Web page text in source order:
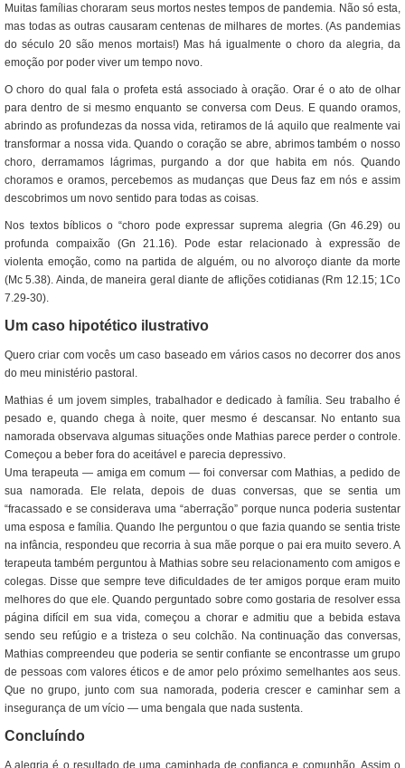
Muitas famílias choraram seus mortos nestes tempos de pandemia. Não só esta,
mas todas as outras causaram centenas de milhares de mortes. (As pandemias
do século 20 são menos mortais!) Mas há igualmente o choro da alegria, da
emoção por poder viver um tempo novo.
O choro do qual fala o profeta está associado à oração. Orar é o ato de olhar
para dentro de si mesmo enquanto se conversa com Deus. E quando oramos,
abrindo as profundezas da nossa vida, retiramos de lá aquilo que realmente vai
transformar a nossa vida. Quando o coração se abre, abrimos também o nosso
choro, derramamos lágrimas, purgando a dor que habita em nós. Quando
choramos e oramos, percebemos as mudanças que Deus faz em nós e assim
descobrimos um novo sentido para todas as coisas.
Nos textos bíblicos o “choro pode expressar suprema alegria (Gn 46.29) ou
profunda compaixão (Gn 21.16). Pode estar relacionado à expressão de
violenta emoção, como na partida de alguém, ou no alvoroço diante da morte
(Mc 5.38). Ainda, de maneira geral diante de aflições cotidianas (Rm 12.15; 1Co
7.29-30).
Um caso hipotético ilustrativo
Quero criar com vocês um caso baseado em vários casos no decorrer dos anos
do meu ministério pastoral.
Mathias é um jovem simples, trabalhador e dedicado à família. Seu trabalho é
pesado e, quando chega à noite, quer mesmo é descansar. No entanto sua
namorada observava algumas situações onde Mathias parece perder o controle.
Começou a beber fora do aceitável e parecia depressivo.
Uma terapeuta — amiga em comum — foi conversar com Mathias, a pedido de
sua namorada. Ele relata, depois de duas conversas, que se sentia um
“fracassado e se considerava uma “aberração” porque nunca poderia sustentar
uma esposa e família. Quando lhe perguntou o que fazia quando se sentia triste
na infância, respondeu que recorria à sua mãe porque o pai era muito severo. A
terapeuta também perguntou à Mathias sobre seu relacionamento com amigos e
colegas. Disse que sempre teve dificuldades de ter amigos porque eram muito
melhores do que ele. Quando perguntado sobre como gostaria de resolver essa
página difícil em sua vida, começou a chorar e admitiu que a bebida estava
sendo seu refúgio e a tristeza o seu colchão. Na continuação das conversas,
Mathias compreendeu que poderia se sentir confiante se encontrasse um grupo
de pessoas com valores éticos e de amor pelo próximo semelhantes aos seus.
Que no grupo, junto com sua namorada, poderia crescer e caminhar sem a
insegurança de um vício — uma bengala que nada sustenta.
Concluíndo
A alegria é o resultado de uma caminhada de confiança e comunhão. Assim o